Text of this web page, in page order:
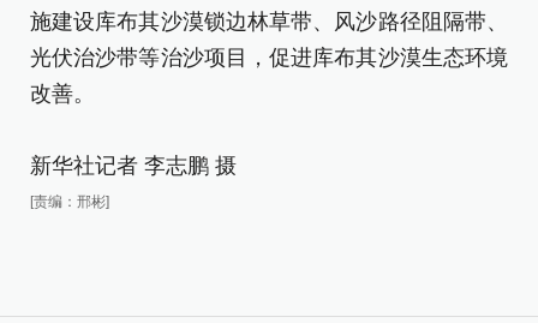
施建设库布其沙漠锁边林草带、风沙路径阻隔带、
光伏治沙带等治沙项目，促进库布其沙漠生态环境
改善。
新华社记者 李志鹏 摄
[责编：邢彬]